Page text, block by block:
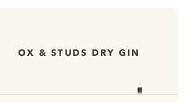
OX & STUDS DRY GIN